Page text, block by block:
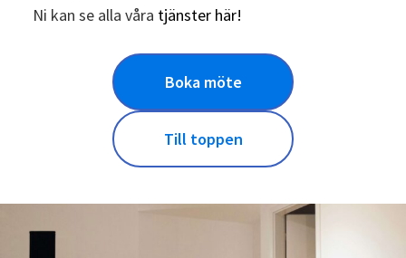
Ni kan se alla våra tjänster här!
Boka möte
Till toppen